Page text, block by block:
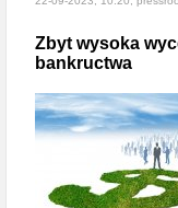
Zbyt wysoka
bankructwa